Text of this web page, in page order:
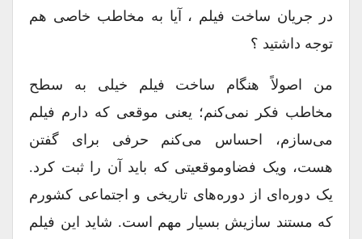
در جریان ساخت فیلم ، آیا به مخاطب خاصی هم
توجه داشتید ؟
من اصولاً هنگام ساخت فیلم خیلی به سطح
مخاطب فکر نمی‌کنم؛ یعنی موقعی که دارم فیلم
می‌سازم، احساس می‌کنم حرفی برای گفتن
هست، ویک فضاوموقعیتی که باید آن را ثبت کرد.
یک دوره‌ای از دوره‌های تاریخی و اجتماعی کشورم
که مستند سازیش بسیار مهم است. شاید این فیلم